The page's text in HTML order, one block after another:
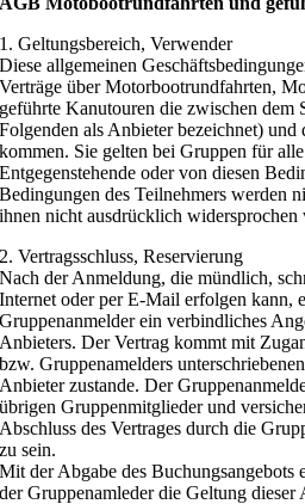
1. Geltungsbereich, Verwender
Diese allgemeinen
Verträge über Motorbootrundfahrten,
geführte Kanutouren die zwischen
Folgenden als Anbieter bezeichnet) und
kommen. Sie gelten bei Gruppen für
Entgegenstehende oder von diesen
Bedingungen des Teilnehmers werden
ihnen nicht ausdrücklich widersprochen
2. Vertragsschluss, Reservierung
Nach der Anmeldung, die mündlich,
Internet oder per E-Mail erfolgen kann,
Gruppenanmelder ein verbindliches
Anbieters. Der Vertrag kommt mit
bzw. Gruppenamelders
Anbieter zustande. Der
übrigen Gruppenmitglieder und
Abschluss des Vertrages durch die
zu sein.
Mit der Abgabe des Buchungsangebots
der Gruppenamleder die Geltung dieser